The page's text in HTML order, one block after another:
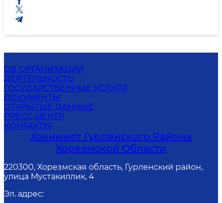
ОБ ОРГАНИЗАЦИИ
ДЕЯТЕЛЬНОСТЬ
ГОСУДАРСТВЕННЫЕ УСЛУГИ
ДОКУМЕНТЫ
ОТКРЫТЫЕ ДАННЫЕ
ПРЕСС-ЦЕНТР
КОНТАКТЫ
Хокимият Гурленского Района
Хорезмской Области
220300, Хорезмская область, Гурленский район,
улица Мустакиллик, 4
Эл. адрес: